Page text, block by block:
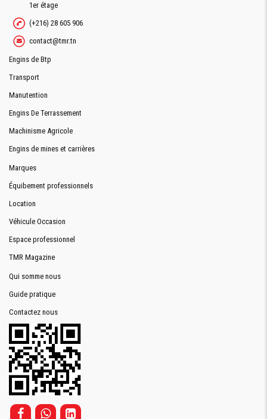
1er étage
(+216) 28 605 906
contact@tmr.tn
Engins de Btp
Transport
Manutention
Engins De Terrassement
Machinisme Agricole
Engins de mines et carrières
Marques
Équibement professionnels
Location
Véhicule Occasion
Espace professionnel
TMR Magazine
Qui somme nous
Guide pratique
Contactez nous